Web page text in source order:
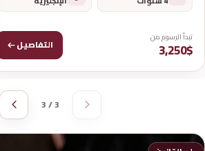
تبدأ الرسوم من
3,250$ التفاصيل
3 / 3